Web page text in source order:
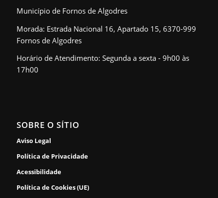
Município de Fornos de Algodres
Morada: Estrada Nacional 16, Apartado 15, 6370-999
Fornos de Algodres
Horário de Atendimento: Segunda a sexta - 9h00 às
17h00
SOBRE O SÍTIO
Aviso Legal
Política de Privacidade
Acessibilidade
Política de Cookies (UE)